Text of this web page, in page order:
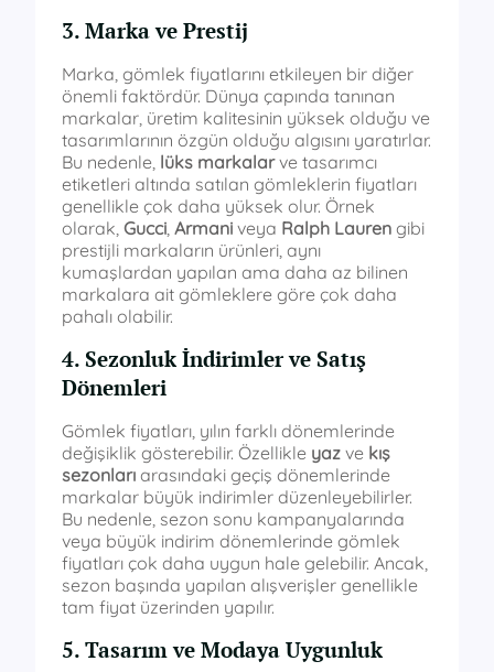
3. Marka ve Prestij
Marka, gömlek fiyatlarını etkileyen bir diğer
önemli faktördür. Dünya çapında tanınan
markalar, üretim kalitesinin yüksek olduğu ve
tasarımlarının özgün olduğu algısını yaratırlar.
Bu nedenle, lüks markalarve tasarımcı
etiketleri altında satılan gömleklerin fiyatları
genellikle çok daha yüksek olur. Örnek
olarak, Gucci Armani veya Ralph Lauren gibi
prestijli markaların ürünleri, aynı
kumaşlardan yapılan ama daha az bilinen
markalara ait gömleklere göre çok daha
pahalı olabilir.
4. Sezonluk İndirimler ve Satış
Dönemleri
Gömlek fiyatları, yılın farklı dönemlerinde
değişiklik gösterebilir. Özellikle yaz ve kış
sezonları arasındaki geçiş dönemlerinde
markalar büyük indirimler düzenleyebilirler.
Bu nedenle, sezon sonu kampanyalarında
veya büyük indirim dönemlerinde gömlek
fiyatları çok daha uygun hale gelebilir. Ancak,
sezon başında yapılan alışverişler genellikle
tam fiyat üzerinden yapılır.
5. Tasarım ve Modaya Uygunluk